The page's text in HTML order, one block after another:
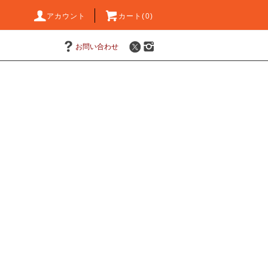
アカウント カート(0)
お問い合わせ